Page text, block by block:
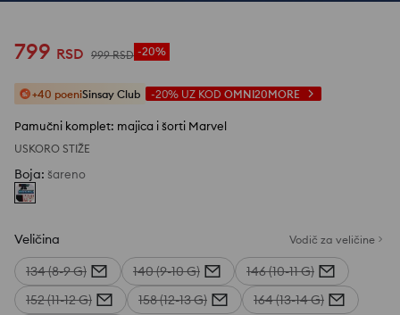
799 RSD 999 RSD -20%
+40 poeniSinsay Club -20% UZ KOD OMNI20MORE
Pamučni komplet: majica i šorti Marvel
USKORO STIŽE
Boja: šareno
Veličina Vodič za veličine
134 (8-9 G) 140 (9-10 G)
146 (10-11 G)
152 (11-12 G)
158 (12-13 G)
164 (13-14 G)